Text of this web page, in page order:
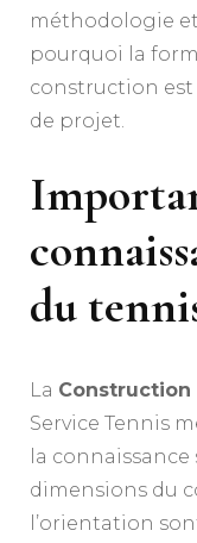
méthodologie
pourquoi la
construction est
de projet.
du
La
Service Tennis
la
dimensions du
l’orientation